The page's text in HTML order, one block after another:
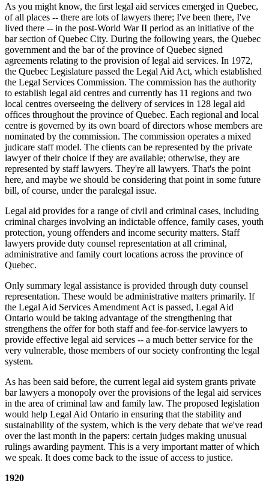
As you might know, the first legal aid services emerged in Quebec,
of all places -- there are lots of lawyers there; I've been there, I've
lived there -- in the post-World War II period as an initiative of the
bar section of Quebec City. During the following years, the Quebec
government and the bar of the province of Quebec signed
agreements relating to the provision of legal aid services. In 1972,
the Quebec Legislature passed the Legal Aid Act, which established
the Legal Services Commission. The commission has the authority
to establish legal aid centres and currently has 11 regions and two
local centres overseeing the delivery of services in 128 legal aid
offices throughout the province of Quebec. Each regional and local
centre is governed by its own board of directors whose members are
nominated by the commission. The commission operates a mixed
judicare staff model. The clients can be represented by the private
lawyer of their choice if they are available; otherwise, they are
represented by staff lawyers. They're all lawyers. That's the point
here, and maybe we should be considering that point in some future
bill, of course, under the paralegal issue.
Legal aid provides for a range of civil and criminal cases, including
criminal charges involving an indictable offence, family cases, youth
protection, young offenders and income security matters. Staff
lawyers provide duty counsel representation at all criminal,
administrative and family court locations across the province of
Quebec.
Only summary legal assistance is provided through duty counsel
representation. These would be administrative matters primarily. If
the Legal Aid Services Amendment Act is passed, Legal Aid
Ontario would be taking advantage of the strengthening that
strengthens the offer for both staff and fee-for-service lawyers to
provide effective legal aid services -- a much better service for the
very vulnerable, those members of our society confronting the legal
system.
As has been said before, the current legal aid system grants private
bar lawyers a monopoly over the provisions of the legal aid services
in the area of criminal law and family law. The proposed legislation
would help Legal Aid Ontario in ensuring that the stability and
sustainability of the system, which is the very debate that we've read
over the last month in the papers: certain judges making unusual
rulings awarding payment. This is a very important matter of which
we speak. It does come back to the issue of access to justice.
1920